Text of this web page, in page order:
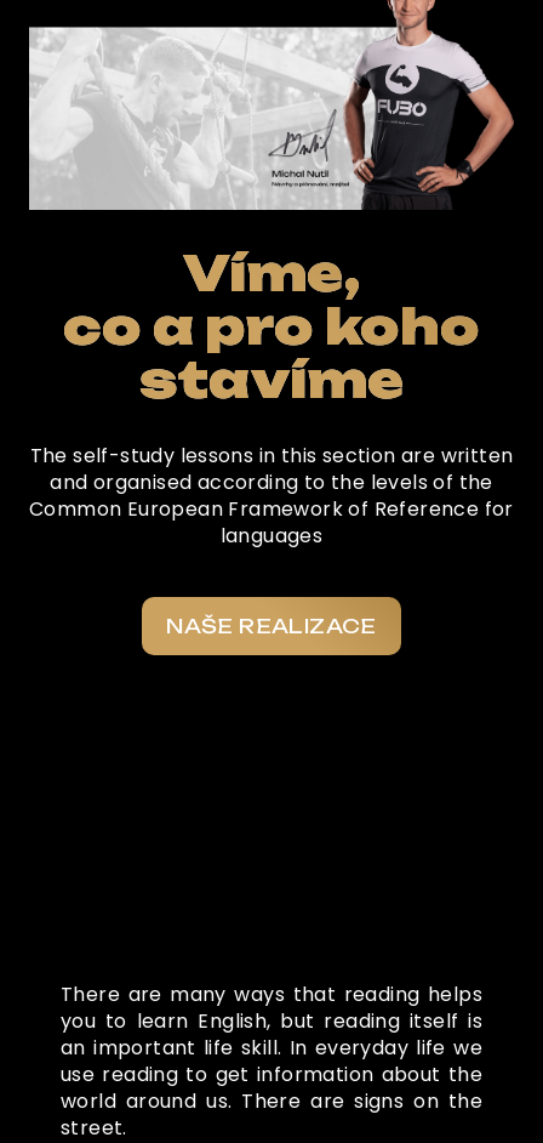
Víme,
co a pro koho
stavíme
The self-study lessons in this section are written
and organised according to the levels of the
Common European Framework of Reference for
languages
NAŠE REALIZACE
There are many ways that reading helps
you to learn English, but reading itself is
an important life skill. In everyday life we
use reading to get information about the
world around us. There are signs on the
street.